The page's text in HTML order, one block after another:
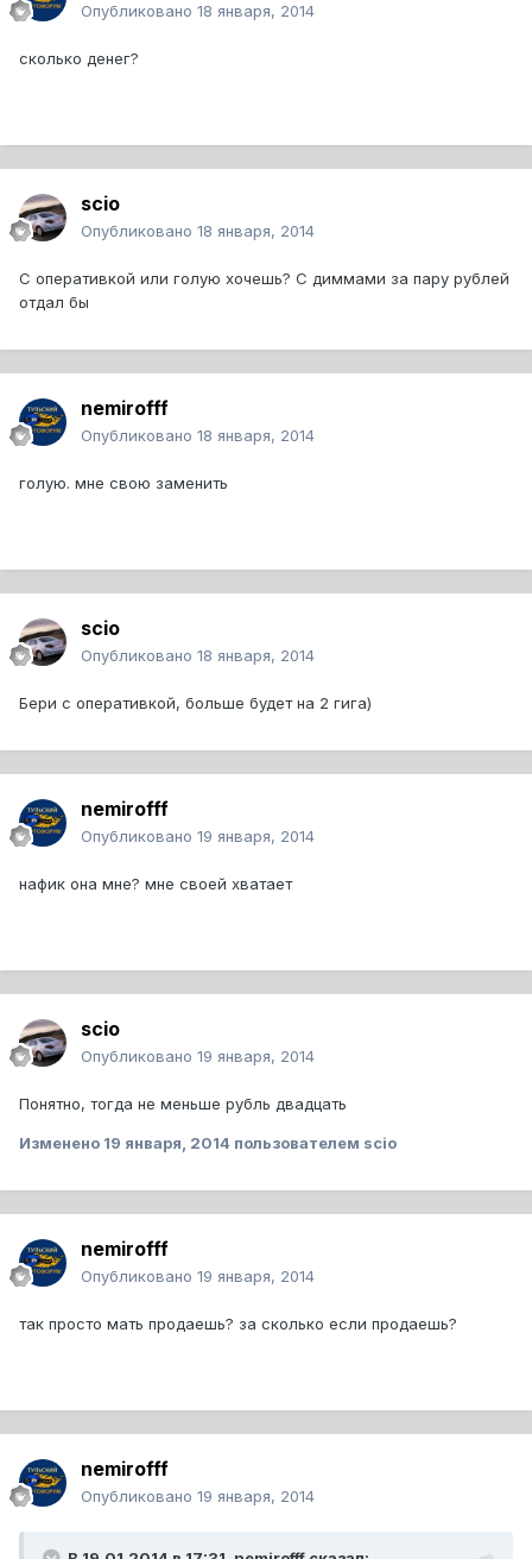
Опубликовано 18 января, 2014
сколько денег?
scio
Опубликовано 18 января, 2014
С оперативкой или голую хочешь? С диммами за пару рублей
отдал бы
nemirofff
Опубликовано 18 января, 2014
голую. мне свою заменить
scio
Опубликовано 18 января, 2014
Бери с оперативкой, больше будет на 2 гига)
nemirofff
Опубликовано 19 января, 2014
нафик она мне? мне своей хватает
scio
Опубликовано 19 января, 2014
Понятно, тогда не меньше рубль двадцать
Изменено 19 января, 2014 пользователем scio
nemirofff
Опубликовано 19 января, 2014
так просто мать продаешь? за сколько если продаешь?
nemirofff
Опубликовано 19 января, 2014